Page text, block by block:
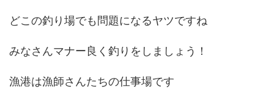
どこの釣り場でも問題になるヤツですね
みなさんマナー良く釣りをしましょう！
漁港は漁師さんたちの仕事場です